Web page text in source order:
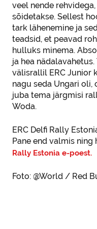
veel nende
sõidetakse. Sellest
tark lähenemine ja
teadsid, et peavad
hulluks minema.
ja hea
välisrallil ERC Junior
nagu seda Ungari oli,
juba tema järgmisi
Woda.
ERC Delfi Rally
Pane end valmis ning
Rally Estonia e-poest.
Foto: @World / Red